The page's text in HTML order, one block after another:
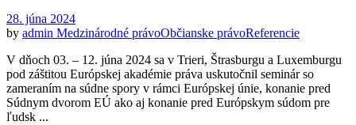
28. júna 2024
by admin Medzinárodné právoObčianske právoReferencie
V dňoch 03. – 12. júna 2024 sa v Trieri, Štrasburgu a Luxemburgu
pod záštitou Európskej akadémie práva uskutočnil seminár so
zameraním na súdne spory v rámci Európskej únie, konanie pred
Súdnym dvorom EÚ ako aj konanie pred Európskym súdom pre
ľudsk ...